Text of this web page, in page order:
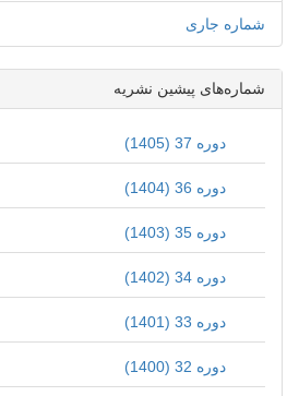
شماره جاری
شماره‌های پیشین نشریه
دوره 37 (1405)
دوره 36 (1404)
دوره 35 (1403)
دوره 34 (1402)
دوره 33 (1401)
دوره 32 (1400)